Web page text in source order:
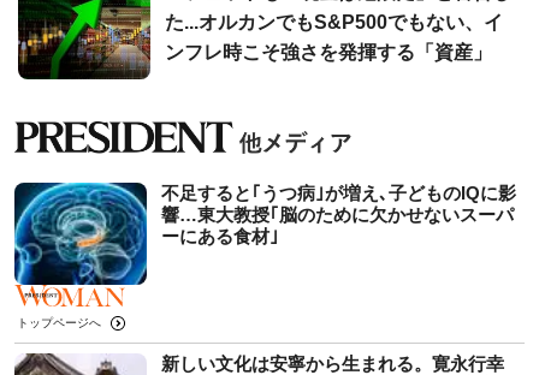
た...オルカンでもS&P500でもない、イ
ンフレ時こそ強さを発揮する「資産」
不足すると｢うつ病｣が増え､子どものIQに影
響…東大教授｢脳のために欠かせないスーパ
ーにある食材｣
トップページへ
新しい文化は安寧から生まれる。寛永行幸